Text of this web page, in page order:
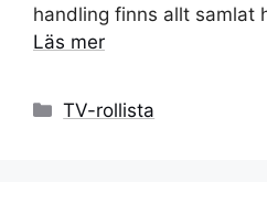
handling finns allt samlat
Läs mer
Kategorier
TV-rollista